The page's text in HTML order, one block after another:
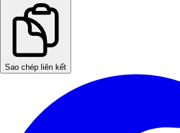
Sao chép liên kết